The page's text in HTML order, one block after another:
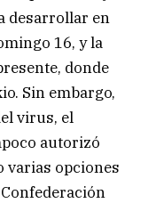
desarrollar en
16, y la
donde
Sin embargo,
virus, el
autorizó
varias opciones